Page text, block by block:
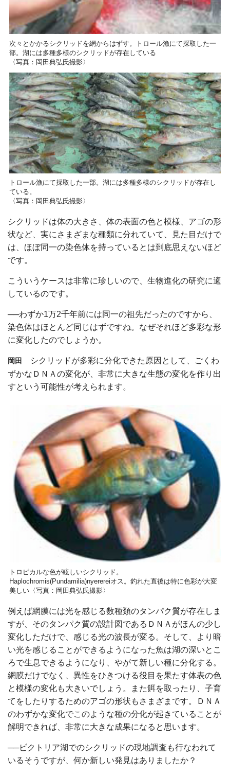
次々とかかるシクリッドを網からはずす。トロール漁にて採取した一
部。湖には多種多様のシクリッドが存在している
〈写真：岡田典弘氏撮影〉
トロール漁にて採取した一部。湖には多種多様のシクリッドが存在し
ている。
〈写真：岡田典弘氏撮影〉
シクリッドは体の大きさ、体の表面の色と模様、アゴの形
状など、実にさまざまな種類に分れていて、見た目だけで
は、ほぼ同一の染色体を持っているとは到底思えないほど
です。
こういうケースは非常に珍しいので、生物進化の研究に適
しているのです。
──わずか1万2千年前には同一の祖先だったのですから、
染色体はほとんど同じはずですね。なぜそれほど多彩な形
に変化したのでしょうか。
岡田
シクリッドが多彩に分化できた原因として、ごくわ
ずかなＤＮＡの変化が、非常に大きな生態の変化を作り出
すという可能性が考えられます。
トロピカルな色が眩しいシクリッド。
Haplochromis(Pundamilia)nyerereiオス。釣れた直後は特に色彩が大変
美しい〈写真：岡田典弘氏撮影〉
例えば網膜には光を感じる数種類のタンパク質が存在しま
すが、そのタンパク質の設計図であるＤＮＡがほんの少し
変化しただけで、感じる光の波長が変る。そして、より暗
い光を感じることができるようになった魚は湖の深いとこ
ろで生息できるようになり、やがて新しい種に分化する。
網膜だけでなく、異性をひきつける役目を果たす体表の色
と模様の変化も大きいでしょう。また餌を取ったり、子育
てをしたりするためのアゴの形状もさまざまです。ＤＮＡ
のわずかな変化でこのような種の分化が起きていることが
解明できれば、非常に大きな成果になると思います。
──ビクトリア湖でのシクリッドの現地調査も行なわれて
いるそうですが、何か新しい発見はありましたか？